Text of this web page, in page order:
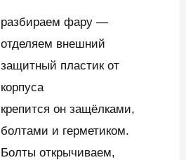
разбираем фару —
отделяем внешний
защитный пластик от
корпуса
крепится он защёлками,
болтами и герметиком.
Болты открычиваем,